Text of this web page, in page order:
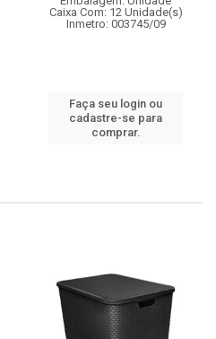
Caixa Com: 12 Unidade(s)
Inmetro: 003745/09
Faça seu login ou
cadastre-se para
comprar.